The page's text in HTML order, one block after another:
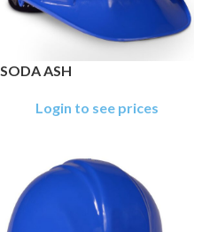
SODA ASH
Login to see prices